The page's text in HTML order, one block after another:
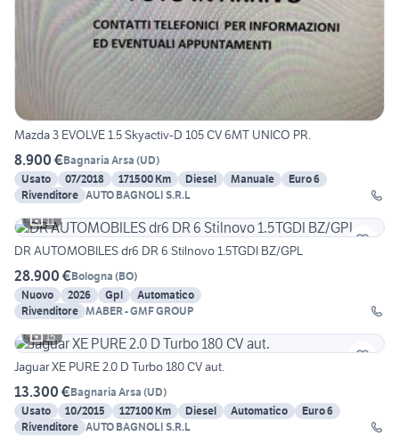
Mazda 3 EVOLVE 1.5 Skyactiv-D 105 CV 6MT UNICO PR.
8.900 €Bagnaria Arsa (UD)
Usato
07/2018 171500 Km Diesel Manuale
Euro 6
Rivenditore AUTO BAGNOLI S.R.L
11
DR AUTOMOBILES dr6 DR 6 Stilnovo 1.5TGDI BZ/GPL
28.900 €Bologna (BO)
Nuovo
2026 Gpl
Automatico
Rivenditore MABER - GMF GROUP
15
Jaguar XE PURE 2.0 D Turbo 180 CV aut.
13.300 €Bagnaria Arsa (UD)
Usato
10/2015 127100 Km Diesel Automatico
Euro 6
Rivenditore AUTO BAGNOLI S.R.L